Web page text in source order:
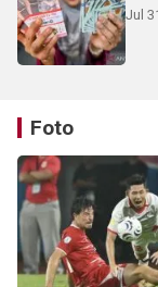
Jul
Foto